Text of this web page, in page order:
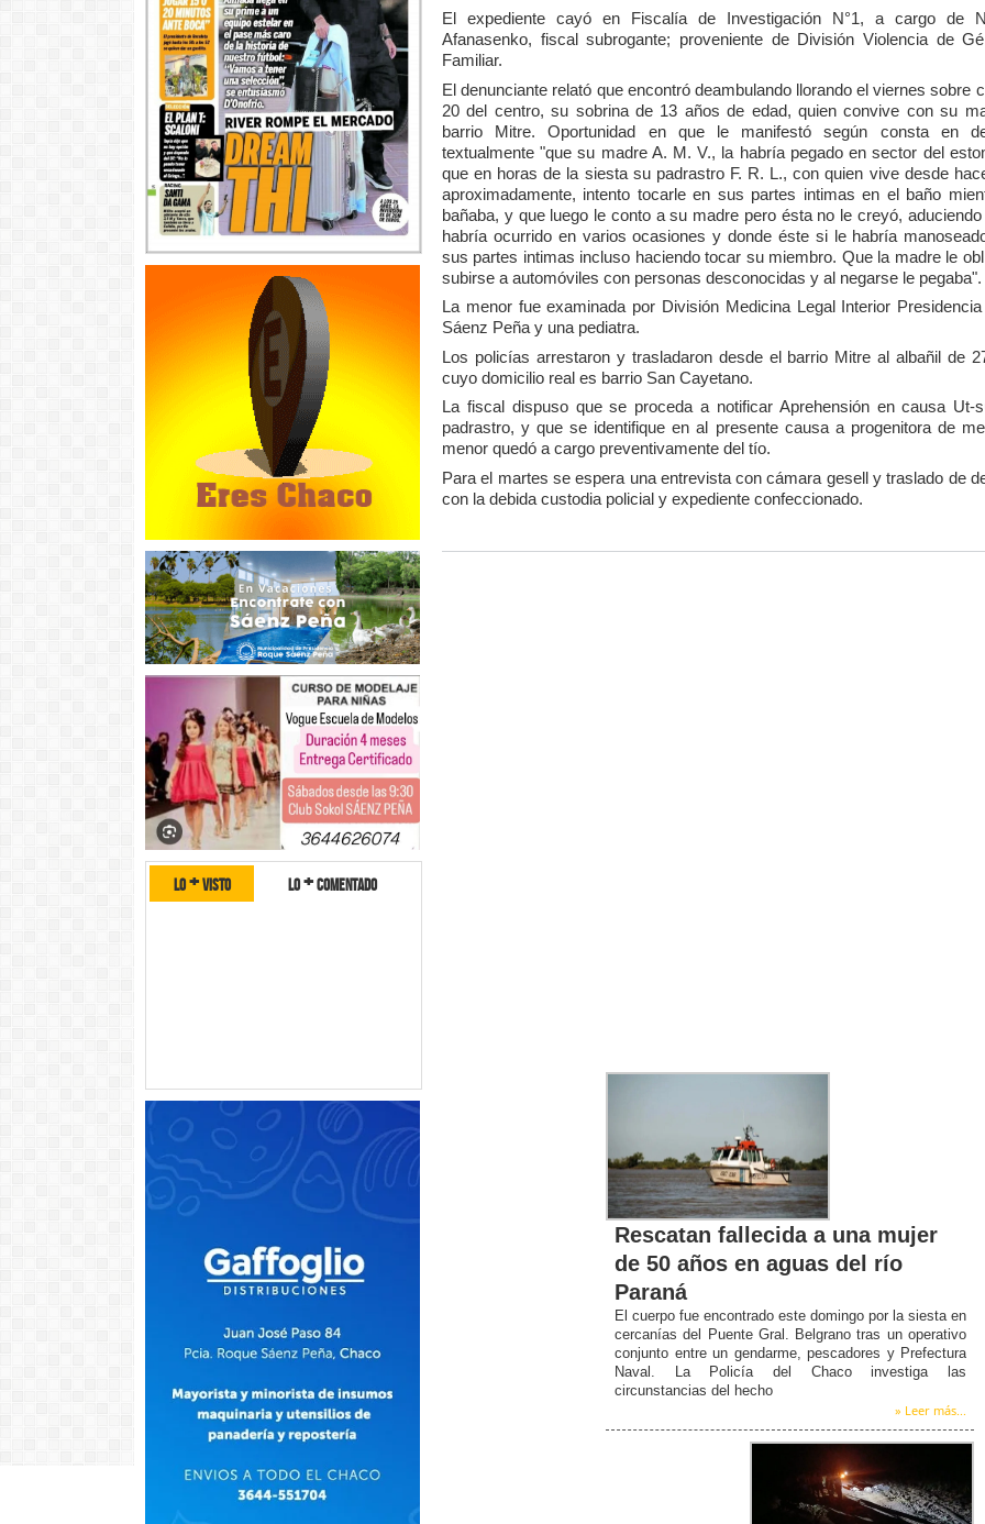
lo + visto lo + comentado
El expediente cayó en Fiscalía de Investigación N°1, a cargo de
Afanasenko, fiscal subrogante; proveniente de División Violencia de
Familiar.
El denunciante relató que encontró deambulando llorando el viernes sobre
20 del centro, su sobrina de 13 años de edad, quien convive con su
barrio Mitre. Oportunidad en que le manifestó según consta en
textualmente "que su madre A. M. V., la habría pegado en sector del
que en horas de la siesta su padrastro F. R. L., con quien vive desde
aproximadamente, intento tocarle en sus partes intimas en el baño
bañaba, y que luego le conto a su madre pero ésta no le creyó,
habría ocurrido en varios ocasiones y donde éste si le habría
sus partes intimas incluso haciendo tocar su miembro. Que la madre le
subirse a automóviles con personas desconocidas y al negarse le pegaba".
La menor fue examinada por División Medicina Legal Interior
Sáenz Peña y una pediatra.
Los policías arrestaron y trasladaron desde el barrio Mitre al albañil de
cuyo domicilio real es barrio San Cayetano.
La fiscal dispuso que se proceda a notificar Aprehensión en causa Ut-
padrastro, y que se identifique en al presente causa a progenitora de
menor quedó a cargo preventivamente del tío.
Para el martes se espera una entrevista con cámara gesell y traslado de
con la debida custodia policial y expediente confeccionado.
Rescatan fallecida a una mujer
de 50 años en aguas del río
Paraná
El cuerpo fue encontrado este domingo por la siesta en
cercanías del Puente Gral. Belgrano tras un operativo
conjunto entre un gendarme, pescadores y Prefectura
Naval. La Policía del Chaco investiga las
circunstancias del hecho
» Leer más...